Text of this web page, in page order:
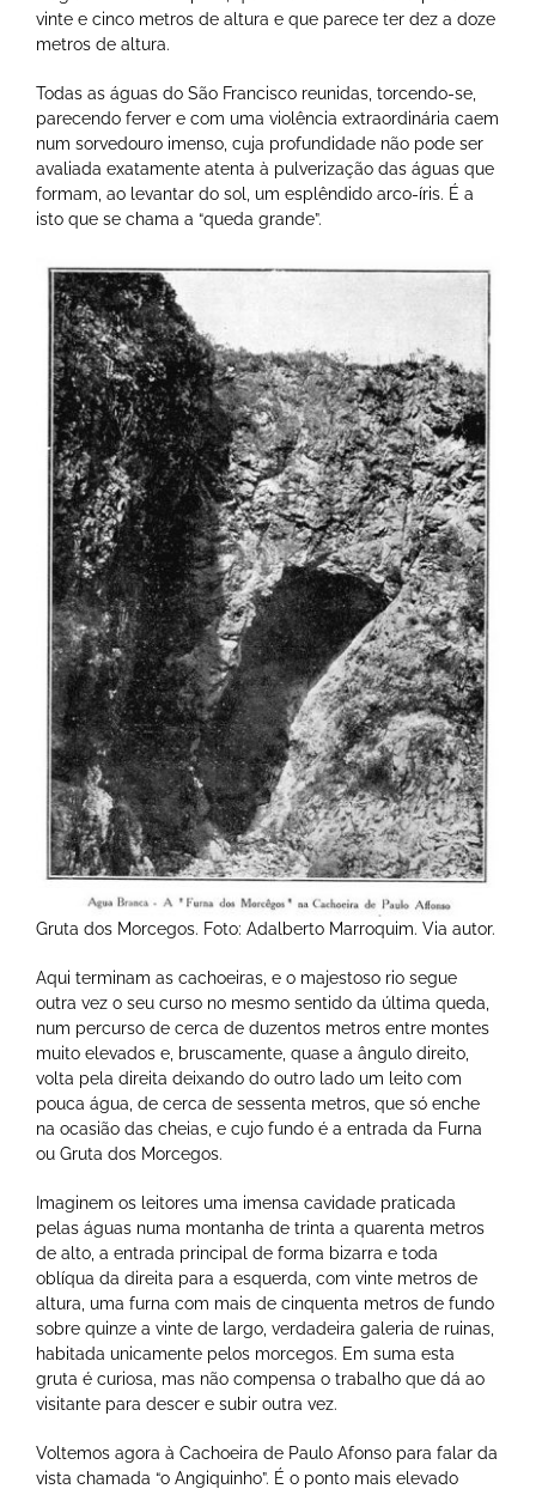
vinte e cinco metros de altura e que parece ter dez a doze
metros de altura.
Todas as águas do São Francisco reunidas, torcendo-se,
parecendo ferver e com uma violência extraordinária caem
num sorvedouro imenso, cuja profundidade não pode ser
avaliada exatamente atenta à pulverização das águas que
formam, ao levantar do sol, um esplêndido arco-íris. É a
isto que se chama a “queda grande”.
Gruta dos Morcegos. Foto: Adalberto Marroquim. Via autor.
Aqui terminam as cachoeiras, e o majestoso rio segue
outra vez o seu curso no mesmo sentido da última queda,
num percurso de cerca de duzentos metros entre montes
muito elevados e, bruscamente, quase a ângulo direito,
volta pela direita deixando do outro lado um leito com
pouca água, de cerca de sessenta metros, que só enche
na ocasião das cheias, e cujo fundo é a entrada da Furna
ou Gruta dos Morcegos.
Imaginem os leitores uma imensa cavidade praticada
pelas águas numa montanha de trinta a quarenta metros
de alto, a entrada principal de forma bizarra e toda
oblíqua da direita para a esquerda, com vinte metros de
altura, uma furna com mais de cinquenta metros de fundo
sobre quinze a vinte de largo, verdadeira galeria de ruinas,
habitada unicamente pelos morcegos. Em suma esta
gruta é curiosa, mas não compensa o trabalho que dá ao
visitante para descer e subir outra vez.
Voltemos agora à Cachoeira de Paulo Afonso para falar da
vista chamada “o Angiquinho”. É o ponto mais elevado